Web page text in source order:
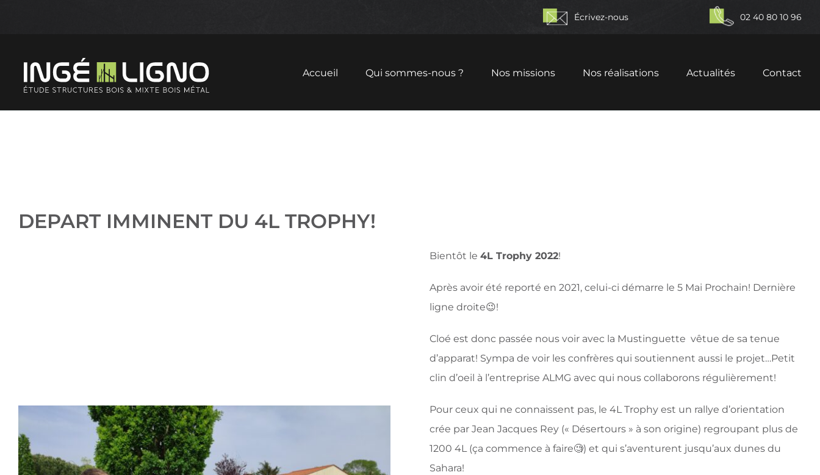
Écrivez-nous 02 40 80 10 96
Accueil Qui sommes-nous ? Nos missions Nos réalisations Actualités Contact
DEPART IMMINENT DU 4L TROPHY!
Bientôt le4L Trophy 2022!
Après avoir été reporté en 2021, celui-ci démarre le 5 Mai Prochain! Dernière
ligne droite😉!
Cloé est donc passée nous voir avec la Mustinguette vêtue de sa tenue
d’apparat! Sympa de voir les confrères qui soutiennent aussi le projet…Petit
clin d’oeil à l’entreprise ALMG avec qui nous collaborons régulièrement!
Pour ceux qui ne connaissent pas, le 4L Trophy est un rallye d’orientation
crée par Jean Jacques Rey (« Désertours » à son origine) regroupant plus de
1200 4L (ça commence à faire🧐) et qui s’aventurent jusqu’aux dunes du
Sahara!